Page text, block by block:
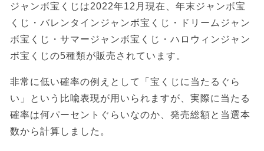
ジャンボ宝くじは2022年12月現在、年末ジャンボ宝
くじ・バレンタインジャンボ宝くじ・ドリームジャン
ボ宝くじ・サマージャンボ宝くじ・ハロウィンジャン
ボ宝くじの5種類が販売されています。
非常に低い確率の例えとして「宝くじに当たるぐら
い」という比喩表現が用いられますが、実際に当たる
確率は何パーセントぐらいなのか、発売総額と当選本
数から計算しました。